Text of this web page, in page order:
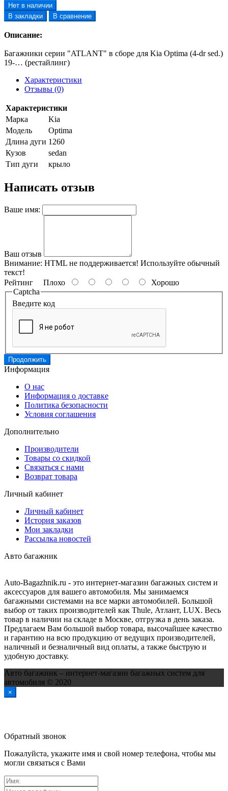
Нет в наличии
В закладки
В сравнение
Описание:
Багажники серии "ATLANT" в сборе для Kia Optima (4-dr sed.)
19-… (рестайлинг)
Характеристики
Отзывы (0)
Характеристики
Марка
Kia
Модель
Optima
Длина дуги 1260
Кузов
sedan
Тип дуги
крыло
Написать отзыв
Ваше имя:
Ваш отзыв
Внимание: HTML не поддерживается! Используйте обычный
текст!
Рейтинг Плохо
Хорошо
Captcha
Введите код
Продолжить
Информация
О нас
Информация о доставке
Политика безопасности
Условия соглашения
Дополнительно
Производители
Товары со скидкой
Связаться с нами
Возврат товара
Личный кабинет
Личный кабинет
История заказов
Мои закладки
Рассылка новостей
Авто багажник
Auto-Bagazhnik.ru - это интернет-магазин багажных систем и
аксессуаров для вашего автомобиля. Мы занимаемся
багажными системами на все марки автомобилей. Большой
выбор от таких производителей как Thule, Атлант, LUX. Весь
товар в наличии на складе в Москве, отгрузка в день заказа.
Предлагаем Вам большой выбор товара, высочайшее качество
и гарантию на всю продукцию от ведущих производителей,
наличный и безналичный вид оплаты, а также быструю и
удобную доставку.
Авто багажник – интернет-магазин багажных систем для
автомобиля © 2020
×
Обратный звонок
Пожалуйста, укажите имя и свой номер телефона, чтобы мы
могли связаться с Вами